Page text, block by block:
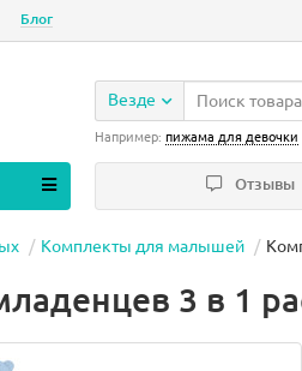
Блог
Везде
Например: пижама для девочки
Отзывы
Комплекты для малышей
3 в 1